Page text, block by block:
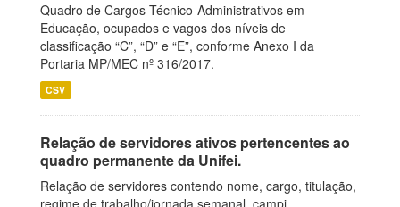
Quadro de Cargos Técnico-Administrativos em
Educação, ocupados e vagos dos níveis de
classificação “C”, “D” e “E”, conforme Anexo I da
Portaria MP/MEC nº 316/2017.
CSV
Relação de servidores ativos pertencentes ao
quadro permanente da Unifei.
Relação de servidores contendo nome, cargo, titulação,
regime de trabalho/jornada semanal, campi.